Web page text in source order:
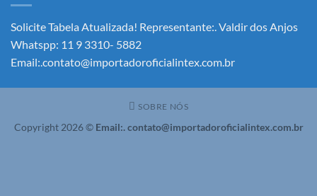
Solicite Tabela Atualizada! Representante:. Valdir dos Anjos
Whatspp: 11 9 3310- 5882
Email:.contato@importadoroficialintex.com.br
SOBRE NÓS
Copyright 2026 © Email:. contato@importadoroficialintex.com.br